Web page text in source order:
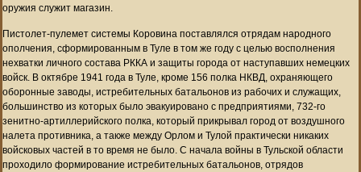
оружия служит магазин.
Пистолет-пулемет системы Коровина поставлялся отрядам народного
ополчения, сформированным в Туле в том же году с целью восполнения
нехватки личного состава РККА и защиты города от наступавших немецких
войск. В октябре 1941 года в Туле, кроме 156 полка НКВД, охраняющего
оборонные заводы, истребительных батальонов из рабочих и служащих,
большинство из которых было эвакуировано с предприятиями, 732-го
зенитно-артиллерийского полка, который прикрывал город от воздушного
налета противника, а также между Орлом и Тулой практически никаких
войсковых частей в то время не было. С начала войны в Тульской области
проходило формирование истребительных батальонов, отрядов